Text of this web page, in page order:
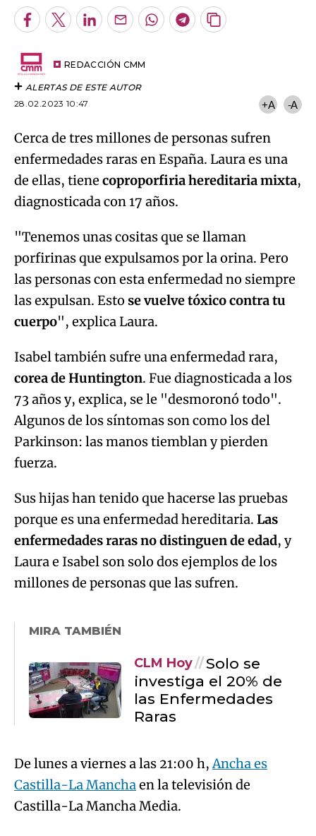
Facebook
TwitterLinkedInEnviarWhatsapp
Telegram
Copiar
REDACCIÓN CMM
ALERTAS DE ESTE AUTOR
28.02.2023 10:47
+A -A
Cerca de tres millones de personas sufren
enfermedades raras en España. Laura es una
de ellas, tiene coproporfiria hereditaria mixta,
diagnosticada con 17 años.
"Tenemos unas cositas que se llaman
porfirinas que expulsamos por la orina. Pero
las personas con esta enfermedad no siempre
las expulsan. Esto se vuelve tóxico contra tu
cuerpo", explica Laura.
Isabel también sufre una enfermedad rara,
corea de Huntington. Fue diagnosticada a los
73 años y, explica, se le "desmoronó todo".
Algunos de los síntomas son como los del
Parkinson: las manos tiemblan y pierden
fuerza.
Sus hijas han tenido que hacerse las pruebas
porque es una enfermedad hereditaria. Las
enfermedades raras no distinguen de edad, y
Laura e Isabel son solo dos ejemplos de los
millones de personas que las sufren.
MIRA TAMBIÉN
CLM Hoy
Solo se
investiga el 20% de
las Enfermedades
Raras
De lunes a viernes a las 21:00 h,Ancha es
Castilla-La Manchaen la televisión de
Castilla-La Mancha Media.